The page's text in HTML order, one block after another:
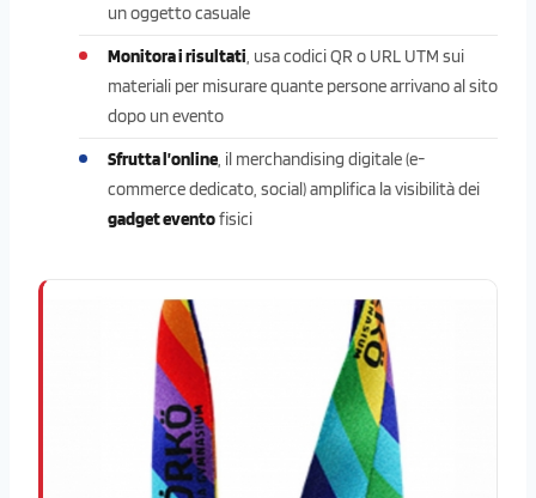
un oggetto casuale
Monitora i risultati, usa codici QR o URL UTM sui
materiali per misurare quante persone arrivano al sito
dopo un evento
Sfrutta l’online, il merchandising digitale (e-
commerce dedicato, social) amplifica la visibilità dei
gadget eventofisici